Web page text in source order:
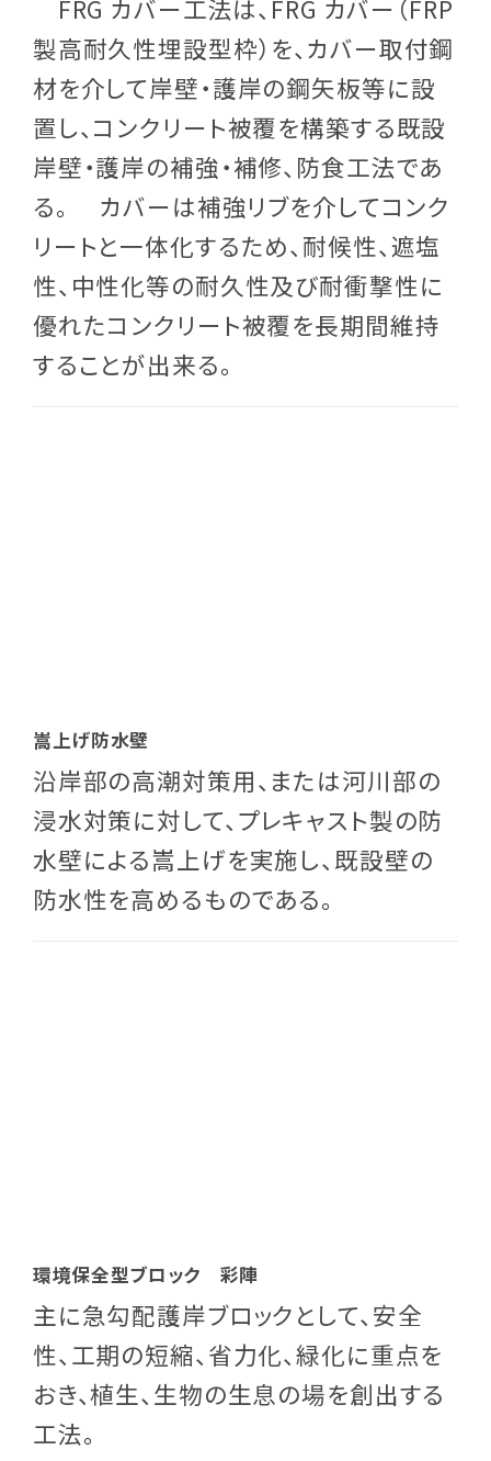
FRG カバー工法は、FRG カバー（FRP
製高耐久性埋設型枠）を、カバー取付鋼
材を介して岸壁・護岸の鋼矢板等に設
置し、コンクリート被覆を構築する既設
岸壁・護岸の補強・補修、防食工法であ
る。 カバーは補強リブを介してコンク
リートと一体化するため、耐候性、遮塩
性、中性化等の耐久性及び耐衝撃性に
優れたコンクリート被覆を長期間維持
することが出来る。
嵩上げ防水壁
沿岸部の高潮対策用、または河川部の
浸水対策に対して、プレキャスト製の防
水壁による嵩上げを実施し、既設壁の
防水性を高めるものである。
環境保全型ブロック 彩陣
主に急勾配護岸ブロックとして、安全
性、工期の短縮、省力化、緑化に重点を
おき、植生、生物の生息の場を創出する
工法。